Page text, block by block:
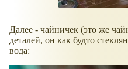
Далее - чайничек (это же
деталей, он как будто
вода: